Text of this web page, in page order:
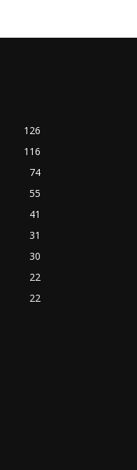
126
116
74
55
41
31
30
22
22